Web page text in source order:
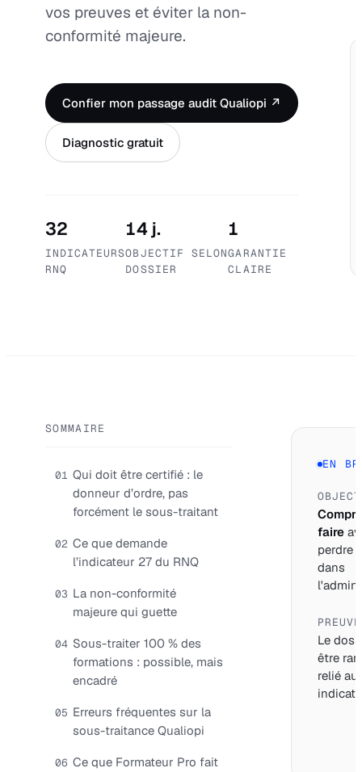
vos preuves et éviter la non-
conformité majeure.
Confier mon passage audit Qualiopi ↗
Diagnostic gratuit
32
INDICATEURS
RNQ
14 j.
OBJECTIF SELON
DOSSIER
1
GARANTIE
CLAIRE
SOMMAIRE
01 Qui doit être certifié : le
donneur d’ordre, pas
forcément le sous-traitant
02 Ce que demande
l’indicateur 27 du RNQ
03 La non-conformité
majeure qui guette
04 Sous-traiter 100 % des
formations : possible, mais
encadré
05 Erreurs fréquentes sur la
sous-traitance Qualiopi
06 Ce que Formateur Pro fait
EN
faire
perdre
dans
PREUVE
Le
être
relié